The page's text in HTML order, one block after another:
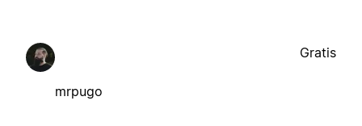
mrpugo
Gratis